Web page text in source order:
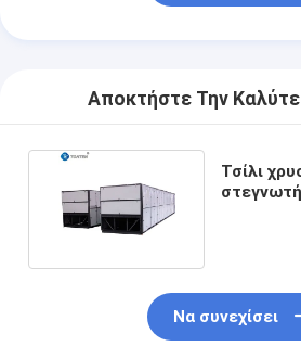
Αποκτήστε Την
Τσίλι
Να συνεχίσει